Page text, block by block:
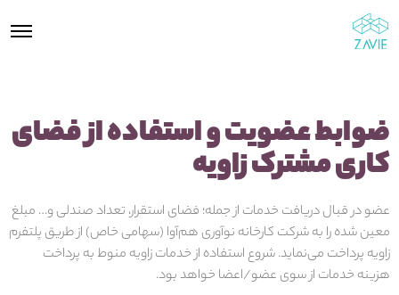
ضوابط عضویت و استفاده از فضای
کاری مشترک زاویه
عضو در قبال دریافت خدمات از جمله؛ فضای استقرار، تعداد صندلی و… مبلغ
معین شده را به شرکت کارخانه نوآوری هم‌آوا (سهامی خاص) از طریق پلتفرم
زاویه پرداخت می‌نماید. شروع استفاده از خدمات زاویه منوط به پرداخت
هزینه خدمات از سوی عضو/اعضا خواهد بود.